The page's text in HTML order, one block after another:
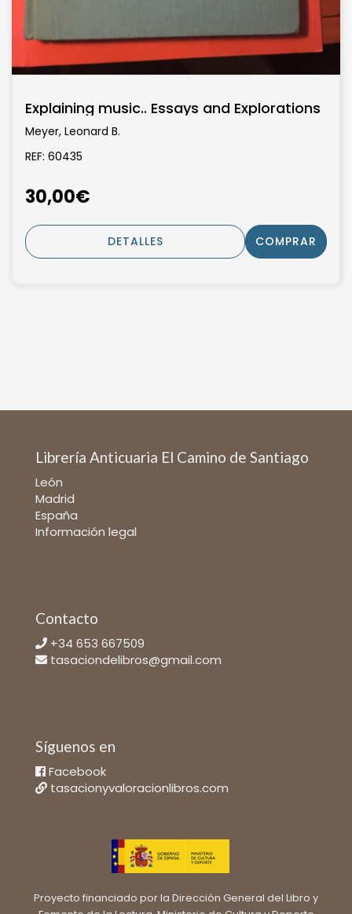
Explaining music.. Essays and Explorations
Meyer, Leonard B.
REF: 60435
30,00€
DETALLES COMPRAR
Librería Anticuaria El Camino de Santiago
León
Madrid
España
Información legal
Contacto
+34 653 667509
tasaciondelibros@gmail.com
Síguenos en
Facebook
tasacionyvaloracionlibros.com
Proyecto financiado por la Dirección General del Libro y